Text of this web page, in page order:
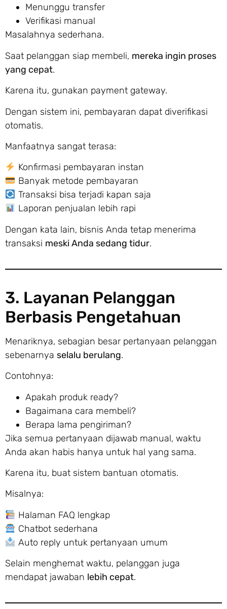
Menunggu transfer
Verifikasi manual
Masalahnya sederhana.
Saat pelanggan siap membeli, mereka ingin proses
yang cepat.
Karena itu, gunakan payment gateway.
Dengan sistem ini, pembayaran dapat diverifikasi
otomatis.
Manfaatnya sangat terasa:
Konfirmasi pembayaran instan
Banyak metode pembayaran
Transaksi bisa terjadi kapan saja
Laporan penjualan lebih rapi
Dengan kata lain, bisnis Anda tetap menerima
transaksi meski Anda sedang tidur.
3. Layanan Pelanggan
Berbasis Pengetahuan
Menariknya, sebagian besar pertanyaan pelanggan
sebenarnya selalu berulang.
Contohnya:
Apakah produk ready?
Bagaimana cara membeli?
Berapa lama pengiriman?
Jika semua pertanyaan dijawab manual, waktu
Anda akan habis hanya untuk hal yang sama.
Karena itu, buat sistem bantuan otomatis.
Misalnya:
Halaman FAQ lengkap
Chatbot sederhana
Auto reply untuk pertanyaan umum
Selain menghemat waktu, pelanggan juga
mendapat jawaban lebih cepat.